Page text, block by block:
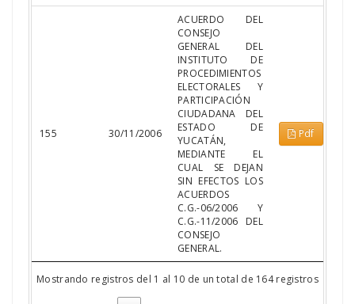
155 30/11/2006
ACUERDO DEL
CONSEJO
GENERAL DEL
INSTITUTO DE
PROCEDIMIENTOS
ELECTORALES Y
PARTICIPACIÓN
CIUDADANA DEL
ESTADO DE
YUCATÁN,
MEDIANTE EL
CUAL SE DEJAN
SIN EFECTOS LOS
ACUERDOS
C.G.-06/2006 Y
C.G.-11/2006 DEL
CONSEJO
GENERAL.
Pdf
Mostrando registros del 1 al 10 de un total de 164 registros